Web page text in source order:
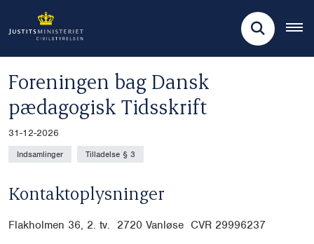
Foreningen bag Dansk
pædagogisk Tidsskrift
31-12-2026
Indsamlinger Tilladelse § 3
Kontaktoplysninger
Flakholmen 36, 2. tv. 2720 Vanløse CVR 29996237